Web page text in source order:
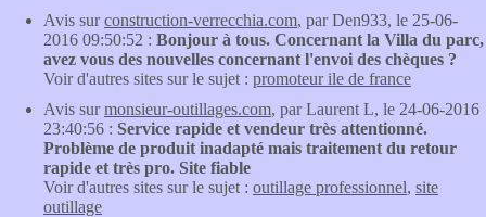
Avis surconstruction-verrecchia.com, par Den933, le 25-06-
2016 09:50:52 : Bonjour à tous. Concernant la Villa du parc,
avez vous des nouvelles concernant l'envoi des chèques ?
Voir d'autres sites sur le sujet : promoteur ile de france
Avis surmonsieur-outillages.com, par Laurent L, le 24-06-2016
23:40:56 : Service rapide et vendeur très attentionné.
Problème de produit inadapté mais traitement du retour
rapide et très pro. Site fiable
Voir d'autres sites sur le sujet : outillage professionnel, site
outillage